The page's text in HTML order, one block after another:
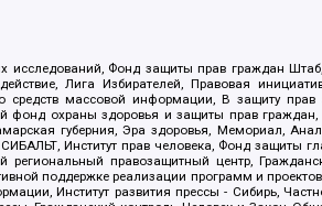
Фонд защиты прав граждан
Лига Избирателей, Правовая
массовой информации, В защиту
фонд охраны здоровья и защиты прав
губерния, Эра здоровья, Мемориал,
Институт прав человека, Фонд защиты
правозащитный центр,
поддержке реализации программ и проектов
Институт развития прессы - Сибирь,